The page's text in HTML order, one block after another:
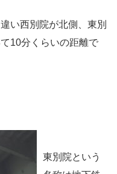
い西別院が北側、東別
10分くらいの距離で
東別院という